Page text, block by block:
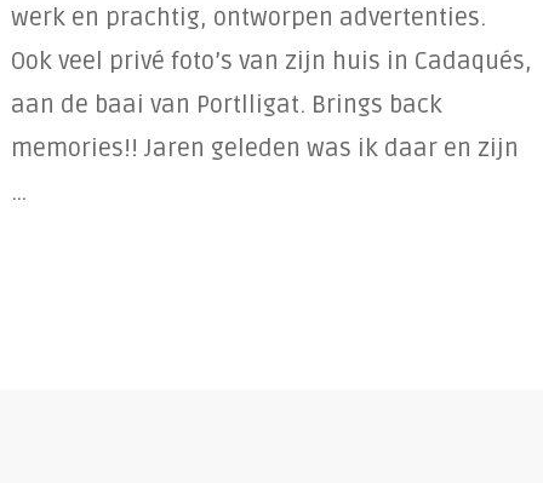
werk en prachtig, ontworpen advertenties.
Ook veel privé foto’s van zijn huis in Cadaqués,
aan de baai van Portlligat. Brings back
memories!! Jaren geleden was ik daar en zijn
…